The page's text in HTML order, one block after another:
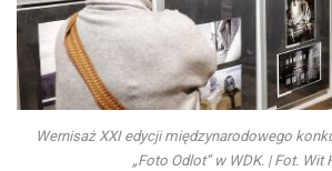
Wernisaż XXI edycji międzynarodowego
„Foto Odlot” w WDK. | Fot. Wit